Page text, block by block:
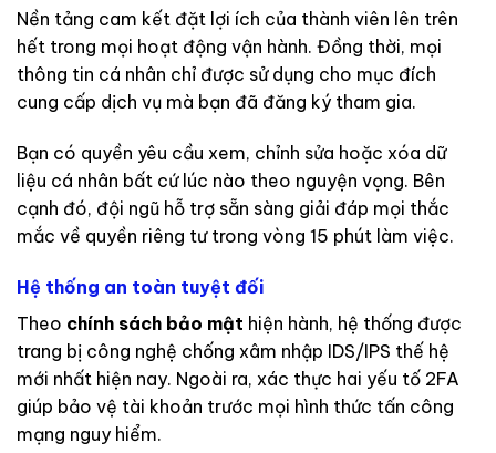
Nền tảng cam kết đặt lợi ích của thành viên lên trên
hết trong mọi hoạt động vận hành. Đồng thời, mọi
thông tin cá nhân chỉ được sử dụng cho mục đích
cung cấp dịch vụ mà bạn đã đăng ký tham gia.
Bạn có quyền yêu cầu xem, chỉnh sửa hoặc xóa dữ
liệu cá nhân bất cứ lúc nào theo nguyện vọng. Bên
cạnh đó, đội ngũ hỗ trợ sẵn sàng giải đáp mọi thắc
mắc về quyền riêng tư trong vòng 15 phút làm việc.
Hệ thống an toàn tuyệt đối
Theo chính sách bảo mật hiện hành, hệ thống được
trang bị công nghệ chống xâm nhập IDS/IPS thế hệ
mới nhất hiện nay. Ngoài ra, xác thực hai yếu tố 2FA
giúp bảo vệ tài khoản trước mọi hình thức tấn công
mạng nguy hiểm.